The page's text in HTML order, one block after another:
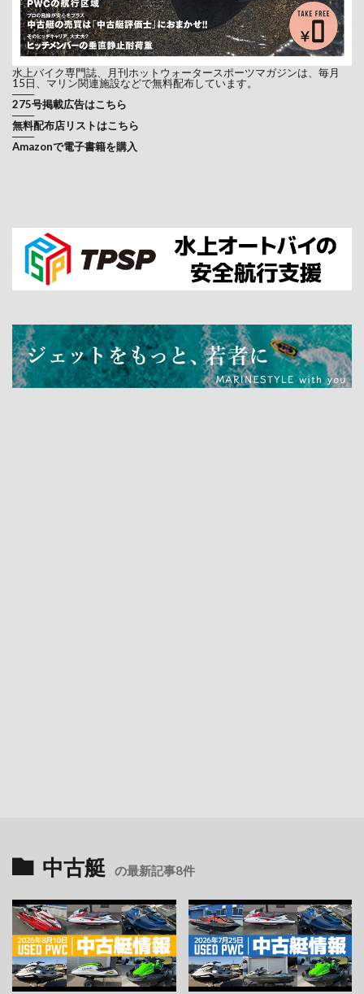
水上バイク専門誌、月刊ホットウォータースポーツマガジンは、毎月
15日、マリン関連施設などで無料配布しています。
───
275号掲載広告はこちら
───
無料配布店リストはこちら
───
Amazonで電子書籍を購入
中古艇 の最新記事8件